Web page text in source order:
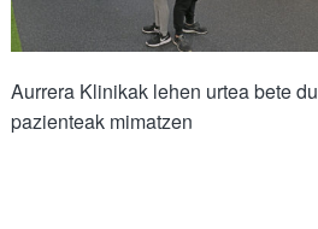
Aurrera Klinikak lehen urtea bete du
pazienteak mimatzen